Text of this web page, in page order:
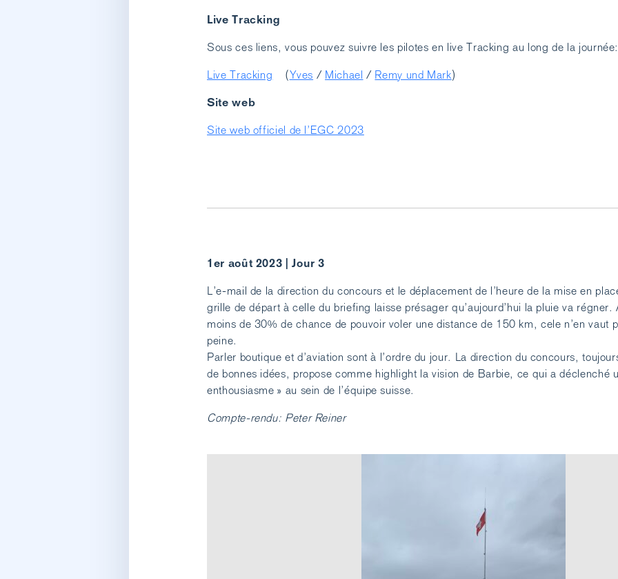
Live Tracking
Sous ces liens, vous pouvez suivre les pilotes en live Tracking au long de la journée:
Live Tracking (Yves / Michael / Remy und Mark)
Site web
Site web officiel de l’EGC 2023
1er août 2023 | Jour 3
L’e-mail de la direction du concours et le déplacement de l’heure de la mise en
grille de départ à celle du briefing laisse présager qu’aujourd’hui la pluie va régner.
moins de 30% de chance de pouvoir voler une distance de 150 km, cele n’en vaut
peine.
Parler boutique et d’aviation sont à l’ordre du jour. La direction du concours,
de bonnes idées, propose comme highlight la vision de Barbie, ce qui a déclenché
enthousiasme » au sein de l’équipe suisse.
Compte-rendu: Peter Reiner